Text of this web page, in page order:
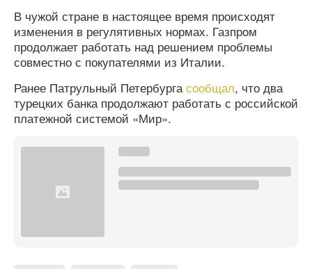
В чужой стране в настоящее время происходят
изменения в регулятивных нормах. Газпром
продолжает работать над решением проблемы
совместно с покупателями из Италии.
Ранее Патрульный Петербургасообщал, что два
турецких банка продолжают работать с российской
платежной системой «Мир».